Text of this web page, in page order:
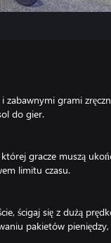
zabawnymi grami
do gier.
gracze muszą
limitu czasu.
ścigaj się z dużą